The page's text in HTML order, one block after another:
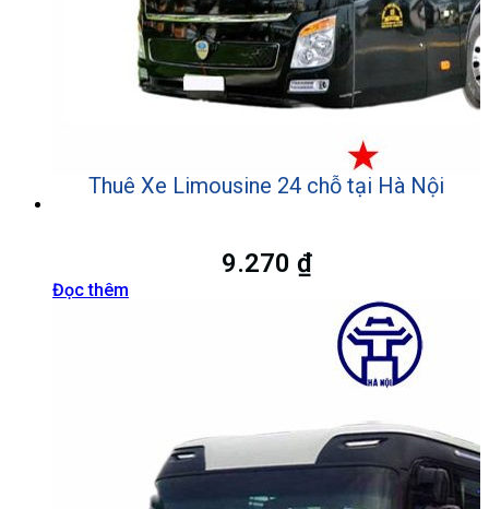
Thuê Xe Limousine 24 chỗ tại Hà Nội
9.270 ₫
Đọc thêm